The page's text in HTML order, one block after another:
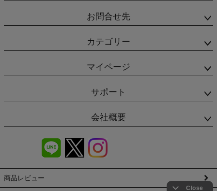
お問合せ先
カテゴリー
マイページ
サポート
会社概要
商品レビュー